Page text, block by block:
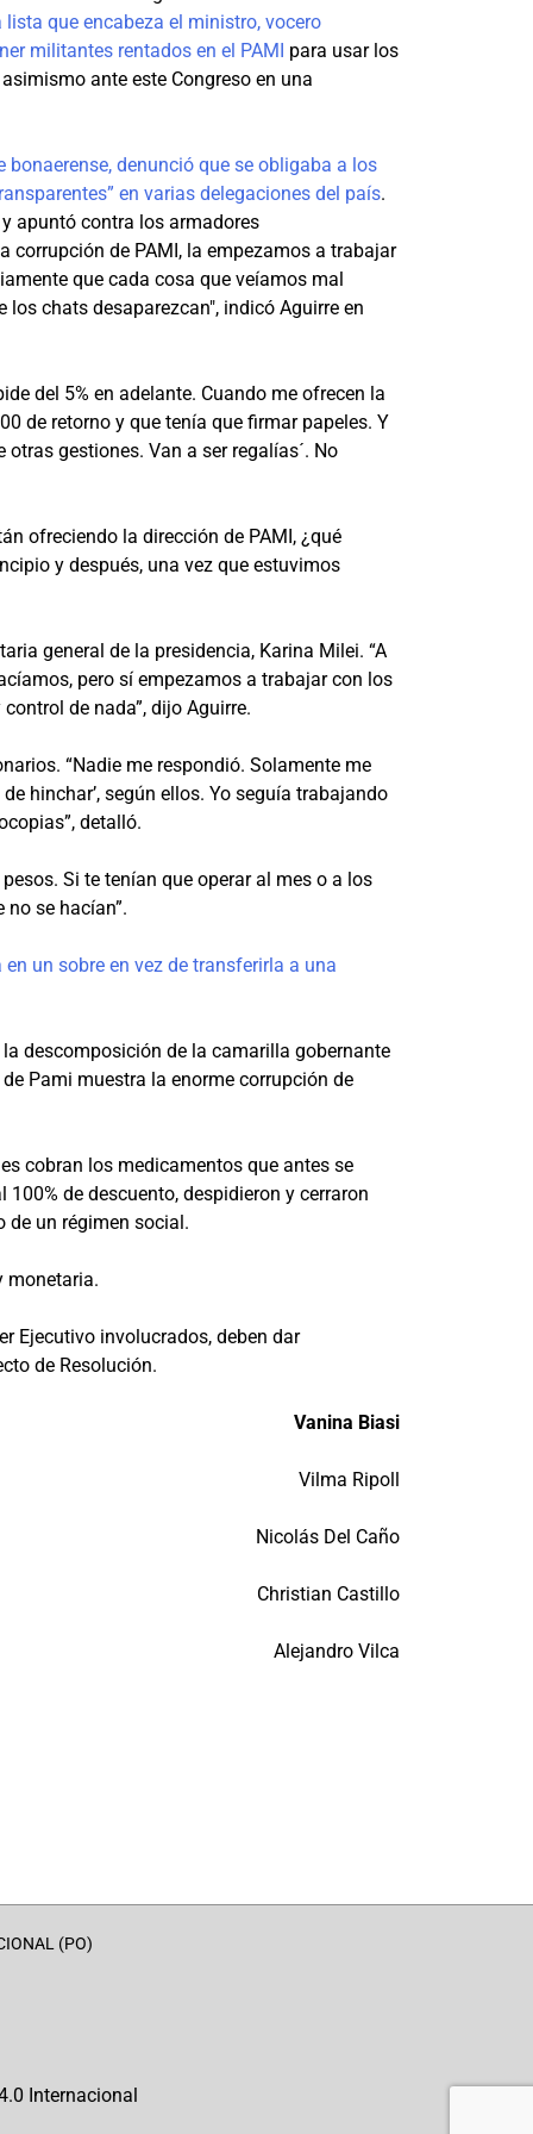
que encabeza el ministro, vocero
militantes rentados en el PAMI para usar los
ante este Congreso en una
denunció que se obligaba a los
en varias delegaciones del país.
apuntó contra los armadores
corrupción de PAMI, la empezamos a trabajar
que cada cosa que veíamos mal
chats desaparezcan", indicó Aguirre en
del 5% en adelante. Cuando me ofrecen la
de retorno y que tenía que firmar papeles. Y
otras gestiones. Van a ser regalías´. No
ofreciendo la dirección de PAMI, ¿qué
y después, una vez que estuvimos
general de la presidencia, Karina Milei. “A
pero sí empezamos a trabajar con los
de nada”, dijo Aguirre.
“Nadie me respondió. Solamente me
hinchar’, según ellos. Yo seguía trabajando
detalló.
Si te tenían que operar al mes o a los
se hacían”.
un sobre en vez de transferirla a una
descomposición de la camarilla gobernante
Pami muestra la enorme corrupción de
cobran los medicamentos que antes se
de descuento, despidieron y cerraron
de un régimen social.
monetaria.
Ejecutivo involucrados, deben dar
de Resolución.
Vanina Biasi
Vilma Ripoll
Nicolás Del Caño
Christian Castillo
Alejandro Vilca
(PO)
Internacional